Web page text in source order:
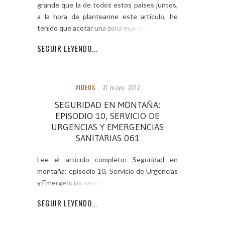
grande que la de todos estos países juntos,
a la hora de plantearme este artículo, he
tenido que acotar una zona muy específica,
SEGUIR LEYENDO...
VIDEOS 31 mayo, 2012
SEGURIDAD EN MONTAÑA:
EPISODIO 10, SERVICIO DE
URGENCIAS Y EMERGENCIAS
SANITARIAS 061
Lee el artículo completo: Seguridad en
montaña: episodio 10, Servicio de Urgencias
y Emergencias sanitarias 061
SEGUIR LEYENDO...